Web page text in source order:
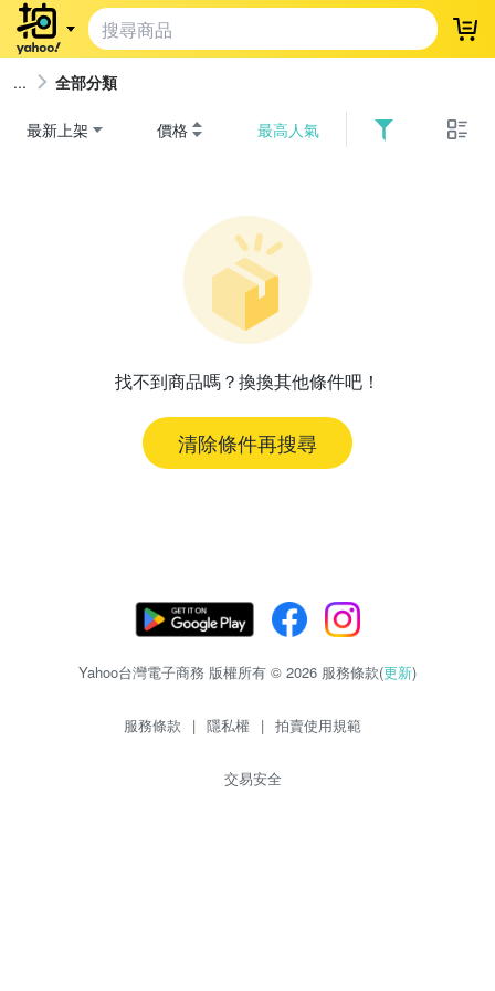
登
全部分類
最新上架 價格 最高人氣
找不到商品嗎？換換其他條件吧！
清除條件再搜尋
Yahoo台灣電子商務 版權所有 © 2026 服務條款(更新)
服務條款 | 隱私權 | 拍賣使用規範
交易安全